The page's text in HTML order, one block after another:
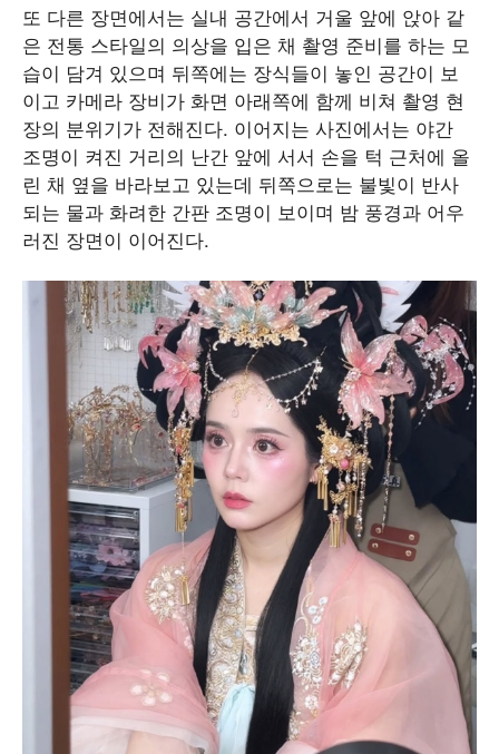
또 다른 장면에서는 실내 공간에서 거울 앞에 앉아 같
은 전통 스타일의 의상을 입은 채 촬영 준비를 하는 모
습이 담겨 있으며 뒤쪽에는 장식들이 놓인 공간이 보
이고 카메라 장비가 화면 아래쪽에 함께 비쳐 촬영 현
장의 분위기가 전해진다. 이어지는 사진에서는 야간
조명이 켜진 거리의 난간 앞에 서서 손을 턱 근처에 올
린 채 옆을 바라보고 있는데 뒤쪽으로는 불빛이 반사
되는 물과 화려한 간판 조명이 보이며 밤 풍경과 어우
러진 장면이 이어진다.